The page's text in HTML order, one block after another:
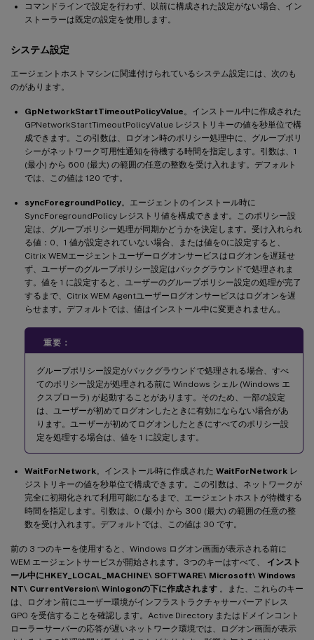
コマンドラインで設定を行わず、以前に構成された設定がない場合、イン
ストーラーは既定の設定を使用します。
システム設定
エージェントホストマシンに関連付けられているシステム設定には、次のも
のがあります。
GpNetworkStartTimeoutPolicyValue 。インストール中に作成された
GPNetworkStartTimeoutPolicyValue レジストリキーの値を秒単位で構
成できます。この引数は、ログオン時のポリシー処理中に、グループポリ
シーがネットワーク可用性通知を待機する時間を指定します。引数は、1
(最小) から 600 (最大) の範囲の任意の整数を受け入れます。デフォルト
では、この値は 120 です。
syncForegroundPolicy。エージェントのインストール時に
SyncForegroundPolicy レジストリ値を構成できます。このポリシー設
定は、グループポリシー処理が同期かどうかを決定します。受け入れられ
る値：0、1 値が設定されていない場合、または値を0に設定すると、
Citrix WEMエージェントユーザーログオンサービスはログオンを遅延せ
ず、ユーザーのグループポリシー設定はバックグラウンドで処理されま
す。値を 1 に設定すると、ユーザーのグループポリシー設定の処理が完了
するまで、Citrix WEM Agentユーザーログオンサービスはログオンを遅
らせます。デフォルトでは、値はインストール中に変更されません。
重要：
グループポリシー設定がバックグラウンドで処理される場合、すべ
てのポリシー設定が処理される前に Windows シェル (Windows エ
クスプローラ) が起動することがあります。そのため、一部の設定
は、ユーザーが初めてログオンしたときに有効にならない場合があ
ります。ユーザーが初めてログオンしたときにすべてのポリシー設
定を処理する場合は、値を 1 に設定します。
WaitForNetwork。インストール時に作成された WaitForNetwork レ
ジストリキーの値を秒単位で構成できます。この引数は、ネットワークが
完全に初期化されて利用可能になるまで、エージェントホストが待機する
時間を指定します。引数は、0 (最小) から 300 (最大) の範囲の任意の整
数を受け入れます。デフォルトでは、この値は 30 です。
前の 3 つのキーを使用すると、Windows ログオン画面が表示される前に
WEM エージェントサービスが開始されます。3つのキーはすべて、 インスト
ール中にHKEY_LOCAL_MACHINE\ SOFTWARE\ Microsoft\ Windows
NT\ CurrentVersion\ Winlogonの下に作成されます 。また、これらのキー
は、ログオン前にユーザー環境がインフラストラクチャサーバーアドレス
GPO を受信することを確認します。Active Directory またはドメインコント
ローラーサーバーの応答が遅いネットワーク環境では、ログオン画面が表示